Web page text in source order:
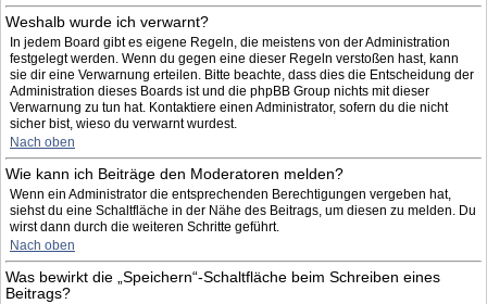
Weshalb wurde ich verwarnt?
In jedem Board gibt es eigene Regeln, die meistens von der Administration
festgelegt werden. Wenn du gegen eine dieser Regeln verstoßen hast, kann
sie dir eine Verwarnung erteilen. Bitte beachte, dass dies die Entscheidung der
Administration dieses Boards ist und die phpBB Group nichts mit dieser
Verwarnung zu tun hat. Kontaktiere einen Administrator, sofern du die nicht
sicher bist, wieso du verwarnt wurdest.
Nach oben
Wie kann ich Beiträge den Moderatoren melden?
Wenn ein Administrator die entsprechenden Berechtigungen vergeben hat,
siehst du eine Schaltfläche in der Nähe des Beitrags, um diesen zu melden. Du
wirst dann durch die weiteren Schritte geführt.
Nach oben
Was bewirkt die „Speichern“-Schaltfläche beim Schreiben eines
Beitrags?